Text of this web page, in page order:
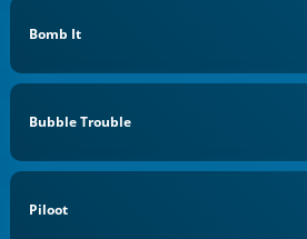
Bomb It
Bubble Trouble
Piloot